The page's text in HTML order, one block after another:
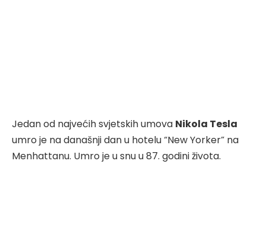
Jedan od najvećih svjetskih umova Nikola Tesla
umro je na današnji dan u hotelu “New Yorker” na
Menhattanu. Umro je u snu u 87. godini života.